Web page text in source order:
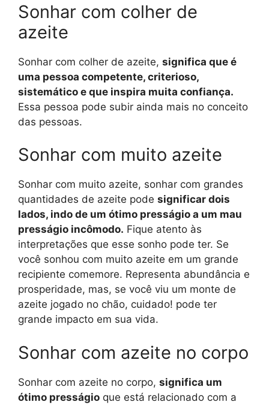
Sonhar com colher de
azeite
Sonhar com colher de azeite, significa que é
uma pessoa competente, criterioso,
sistemático e que inspira muita confiança.
Essa pessoa pode subir ainda mais no conceito
das pessoas.
Sonhar com muito azeite
Sonhar com muito azeite, sonhar com grandes
quantidades de azeite pode significar dois
lados, indo de um ótimo presságio a um mau
presságio incômodo. Fique atento às
interpretações que esse sonho pode ter. Se
você sonhou com muito azeite em um grande
recipiente comemore. Representa abundância e
prosperidade, mas, se você viu um monte de
azeite jogado no chão, cuidado! pode ter
grande impacto em sua vida.
Sonhar com azeite no corpo
Sonhar com azeite no corpo, significa um
ótimo presságio que está relacionado com a